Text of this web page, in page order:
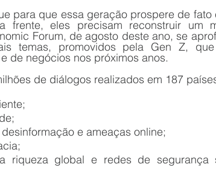
para que essa geração prospere de fato
frente, eles precisam reconstruir um
Forum, de agosto deste ano, se
temas, promovidos pela Gen Z,
de negócios nos próximos anos.
de diálogos realizados em 187
e ameaças online;
riqueza global e redes de segurança